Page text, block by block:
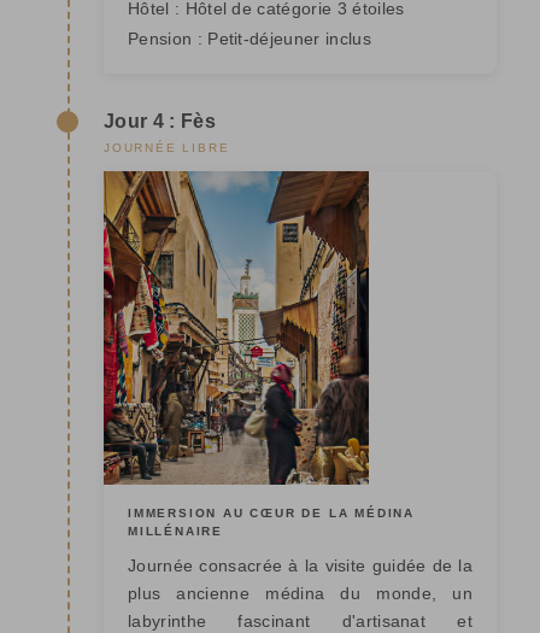
Hôtel : Hôtel de catégorie 3 étoiles
Pension : Petit-déjeuner inclus
Jour 4 : Fès
JOURNÉE LIBRE
IMMERSION AU CŒUR DE LA MÉDINA
MILLÉNAIRE
Journée consacrée à la visite guidée de la
plus ancienne médina du monde, un
labyrinthe fascinant d'artisanat et